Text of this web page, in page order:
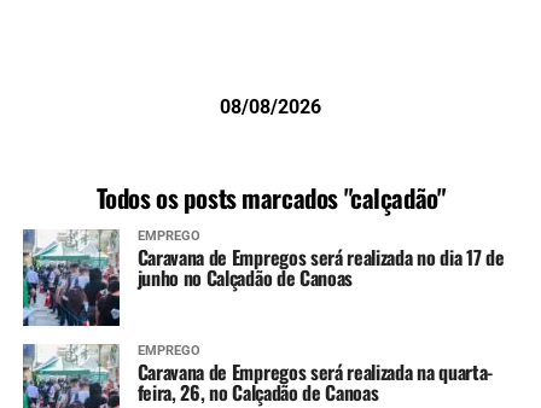
08/08/2026
Todos os posts marcados "calçadão"
EMPREGO
Caravana de Empregos será realizada no dia 17 de
junho no Calçadão de Canoas
EMPREGO
Caravana de Empregos será realizada na quarta-
feira, 26, no Calçadão de Canoas